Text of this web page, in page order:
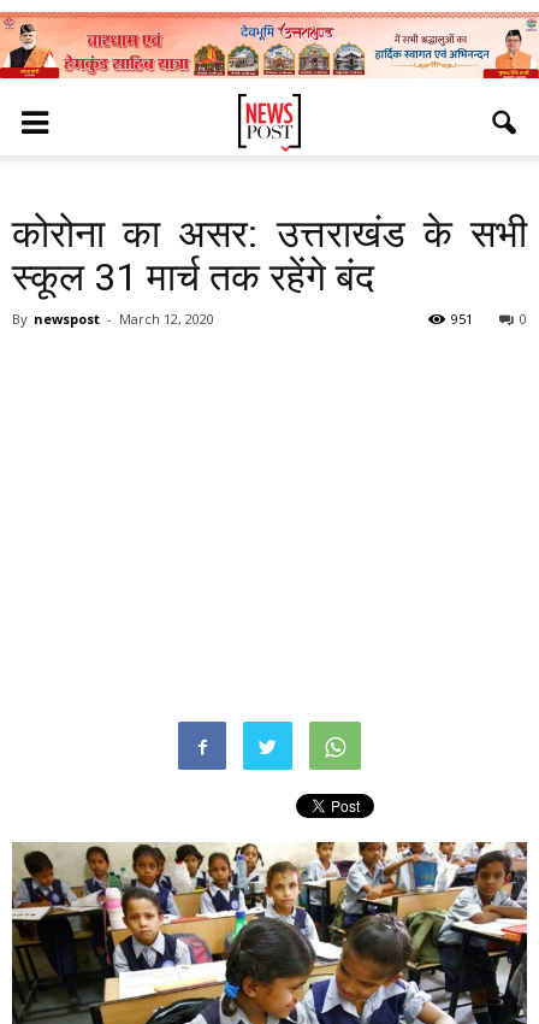
कोरोना का असर: उत्तराखंड के सभी
स्कूल 31 मार्च तक रहेंगे बंद
By newspost - March 12, 2020 0
951